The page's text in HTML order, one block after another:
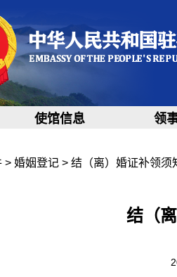
使馆信息 领
> 婚姻登记 > 结（离）婚证补领须
结（